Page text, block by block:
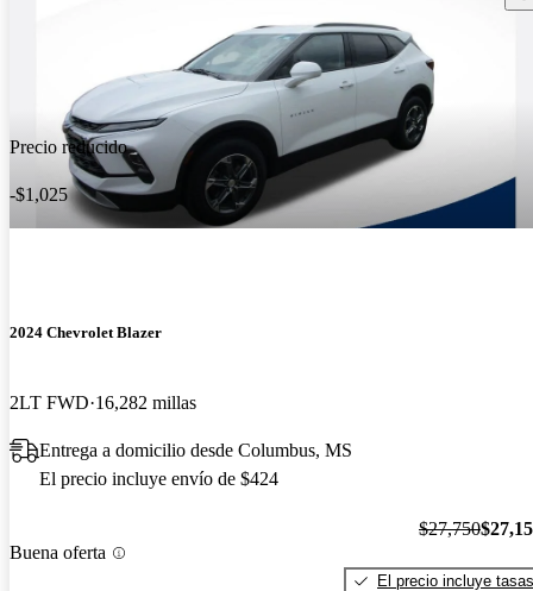
Precio reducido
-$1,025
2024 Chevrolet Blazer
2LT FWD 16,282 millas
Entrega a domicilio desde Columbus, MS
El precio incluye envío de $424
Buena oferta
$27,750
El precio incluye tasas